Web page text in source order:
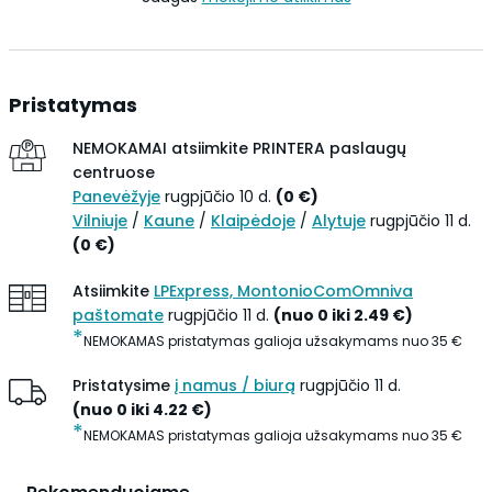
Pristatymas
NEMOKAMAI atsiimkite PRINTERA paslaugų
centruose
Panevėžyje rugpjūčio 10 d. (0 €)
Vilniuje / Kaune / Klaipėdoje / Alytuje rugpjūčio 11 d.
(0 €)
Atsiimkite LPExpress, MontonioComOmniva
paštomate rugpjūčio 11 d. (nuo 0 iki 2.49 €)
*NEMOKAMAS pristatymas galioja užsakymams nuo35 €
Pristatysime į namus / biurą rugpjūčio 11 d.
(nuo 0 iki 4.22 €)
*NEMOKAMAS pristatymas galioja užsakymams nuo35 €